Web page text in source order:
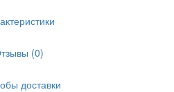
(0)
доставки